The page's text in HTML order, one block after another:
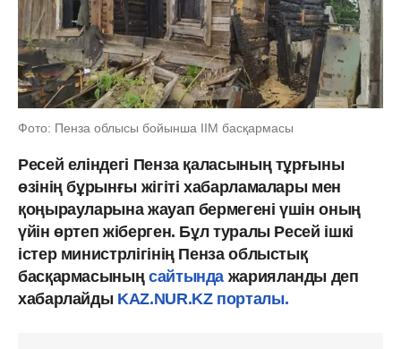
Фото: Пенза облысы бойынша ІІМ басқармасы
Ресей еліндегі Пенза қаласының тұрғыны
өзінің бұрынғы жігіті хабарламалары мен
қоңырауларына жауап бермегені үшін оның
үйін өртеп жіберген. Бұл туралы Ресей ішкі
істер министрлігінің Пенза облыстық
басқармасының сайтында жарияланды деп
хабарлайды KAZ.NUR.KZ порталы.